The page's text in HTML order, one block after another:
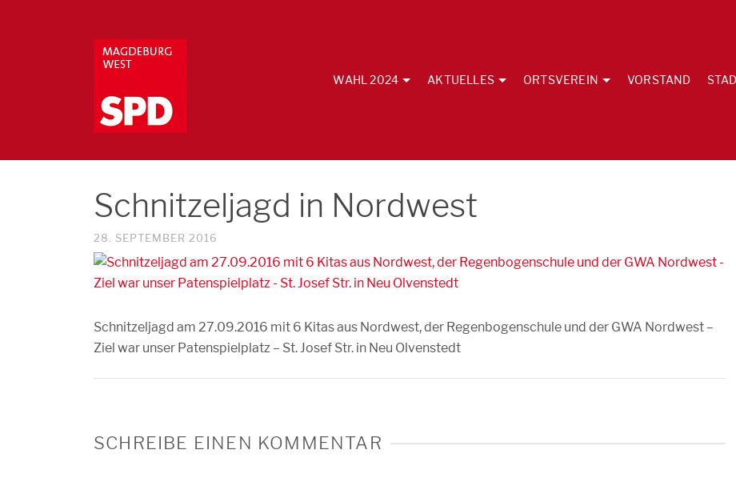
WAHL 2024 AKTUELLES ORTSVEREIN VORSTAND
Schnitzeljagd in Nordwest
28. SEPTEMBER 2016
Schnitzeljagd am 27.09.2016 mit 6 Kitas aus Nordwest, der Regenbogenschule und der GWA Nordwest –
Ziel war unser Patenspielplatz – St. Josef Str. in Neu Olvenstedt
SCHREIBE EINEN KOMMENTAR